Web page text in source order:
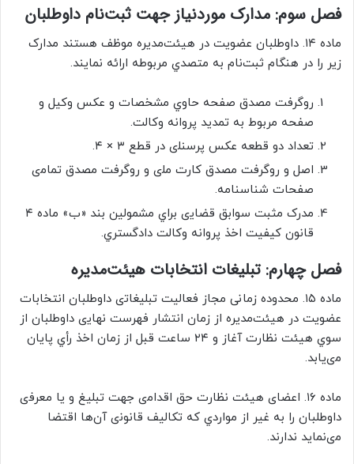
ﻓﺼﻞ سوم: ﻣﺪﺍﺭک ﻣﻮﺭﺩﻧﻴﺎﺯ ﺟﻬﺖ ﺛﺒﺖﻧﺎﻡ ﺩﺍﻭﻃﻠﺒﺎﻥ
ﻣﺎﺩه ۱۴. ﺩﺍﻭﻃﻠﺒﺎﻥ ﻋﻀﻮﻳﺖ ﺩﺭ هیئتﻣﺪﻳﺮﻩ ﻣﻮﻇﻒ ﻫﺴﺘﻨﺪ ﻣﺪﺍﺭک
ﺯﻳﺮ ﺭﺍ ﺩﺭ ﻫﻨﮕﺎﻡ ﺛﺒﺖﻧﺎﻡ ﺑﻪ ﻣﺘﺼﺪﻱ ﻣﺮﺑﻮﻃﻪ ﺍﺭﺍﺋﻪ ﻧﻤﺎﻳﻨﺪ.
ﺭﻭﮔﺮﻓﺖ ﻣﺼﺪﻕ صفحه ﺣﺎﻭﻱ ﻣﺸﺨﺼﺎﺕ ﻭ ﻋﻜﺲ ﻭﻛﻴﻞ ﻭ
ﺻﻔﺤﻪ ﻣﺮﺑﻮﻁ ﺑﻪ ﺗﻤﺪﻳﺪ ﭘﺮﻭﺍنه ﻭﻛﺎﻟﺖ.
ﺗﻌﺪﺍﺩ ﺩﻭ ﻗﻄﻌﻪ ﻋﻜﺲ ﭘﺮﺳﻨﻠی ﺩﺭ ﻗﻄﻊ ۳ × ۴.
ﺍﺻﻞ ﻭ ﺭﻭﮔﺮﻓﺖ ﻣﺼﺪﻕ ﻛﺎﺭﺕ ﻣﻠی ﻭ ﺭﻭﮔﺮﻓﺖ ﻣﺼﺪﻕ ﺗﻤﺎﻣی
ﺻﻔﺤﺎﺕ ﺷﻨﺎﺳﻨﺎﻣﻪ.
ﻣﺪﺭک ﻣﺜﺒﺖ ﺳﻮﺍﺑﻖ ﻗﻀﺎﻳی ﺑﺮﺍﻱ ﻣﺸﻤﻮﻟﻴﻦ ﺑﻨﺪ «ﺏ» ﻣﺎﺩﻩ ۴
ﻗﺎﻧﻮﻥ ﻛﻴﻔﻴﺖ ﺍﺧﺬ ﭘﺮﻭﺍﻧﻪ ﻭﻛﺎﻟﺖ ﺩﺍﺩﮔﺴﺘﺮﻱ.
ﻓﺼﻞ چهارم: ﺗﺒﻠﻴﻐﺎﺕ ﺍﻧﺘﺨﺎﺑﺎﺕ هیئتﻣﺪﻳﺮﻩ
ﻣﺎﺩه ۱۵. ﻣﺤﺪﻭﺩه زمانی ﻣﺠﺎﺯ ﻓﻌﺎﻟﻴﺖ ﺗﺒﻠﻴﻐﺎﺗی ﺩﺍﻭﻃﻠﺒﺎﻥ ﺍﻧﺘﺨﺎﺑﺎﺕ
ﻋﻀﻮﻳﺖ ﺩﺭ هیئتﻣﺪﻳﺮﻩ ﺍﺯ ﺯﻣﺎﻥ ﺍﻧﺘﺸﺎﺭ ﻓﻬﺮﺳﺖ ﻧﻬﺎﻳی ﺩﺍﻭﻃﻠﺒﺎﻥ ﺍﺯ
ﺳﻮﻱ هیئت ﻧﻈﺎﺭﺕ ﺁﻏﺎﺯ ﻭ ۲۴ ﺳﺎﻋﺖ ﻗﺒﻞ ﺍﺯ ﺯﻣﺎﻥ ﺍﺧﺬ ﺭأﻱ ﭘﺎﻳﺎﻥ
ﻣیﻳﺎﺑﺪ.
ماده ۱۶. ﺍﻋﻀﺎی هیئت ﻧﻈﺎﺭﺕ ﺣﻖ ﺍﻗﺪﺍﻣی ﺟﻬﺖ ﺗﺒﻠﻴﻎ ﻭ ﻳﺎ ﻣﻌﺮﻓی
ﺩﺍﻭﻃﻠﺒﺎﻥ ﺭﺍ ﺑﻪ ﻏﻴﺮ ﺍﺯ ﻣﻮﺍﺭﺩﻱ ﻛﻪ ﺗﻜﺎﻟﻴﻒ ﻗﺎﻧﻮﻧی ﺁن‌ها ﺍﻗﺘﻀﺎ
ﻣیﻧﻤﺎﻳﺪ ﻧﺪﺍﺭﻧﺪ.